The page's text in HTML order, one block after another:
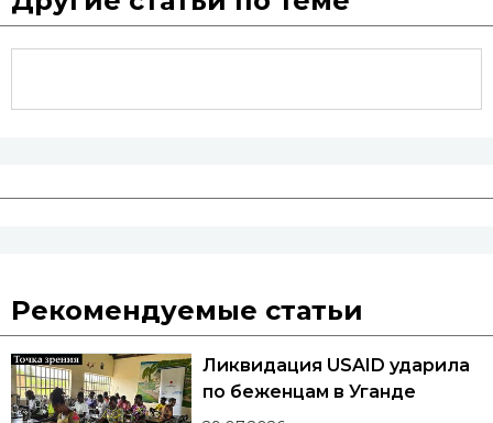
Рекомендуемые статьи
Ликвидация USAID ударила
по беженцам в Уганде